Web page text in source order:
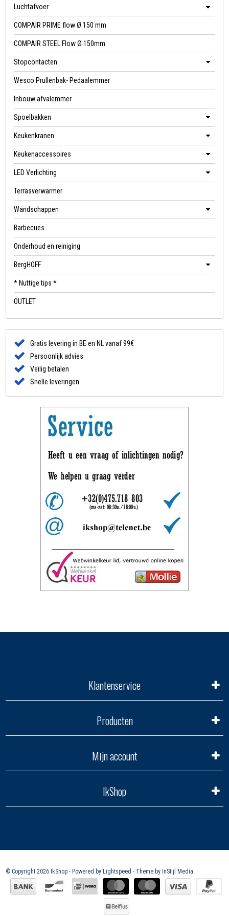
Luchtafvoer
COMPAIR PRIME flow Ø 150 mm
COMPAIR STEEL Flow Ø 150mm
Stopcontacten
Wesco Prullenbak- Pedaalemmer
Inbouw afvalemmer
Spoelbakken
Keukenkranen
Keukenaccessoires
LED Verlichting
Terrasverwarmer
Wandschappen
Barbecues
Onderhoud en reiniging
BergHOFF
* Nuttige tips *
OUTLET
Gratis levering in BE en NL vanaf 99€
Persoonlijk advies
Veilig betalen
Snelle leveringen
Klantenservice
Producten
Mijn account
IkShop
© Copyright 2026 IkShop - Powered by Lightspeed - Theme by InStijl Media